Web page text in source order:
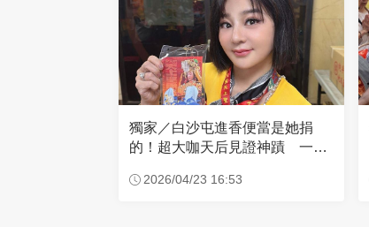
獨家／白沙屯進香便當是她捐
的！超大咖天后見證神蹟 一靠
2026/04/23 16:53